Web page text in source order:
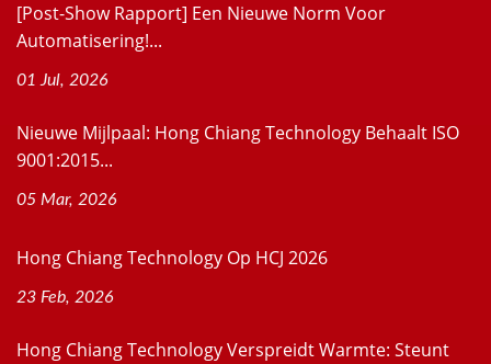
[Post-Show Rapport] Een Nieuwe Norm Voor
Automatisering!...
01 Jul, 2026
Nieuwe Mijlpaal: Hong Chiang Technology Behaalt ISO
9001:2015...
05 Mar, 2026
Hong Chiang Technology Op HCJ 2026
23 Feb, 2026
Hong Chiang Technology Verspreidt Warmte: Steunt